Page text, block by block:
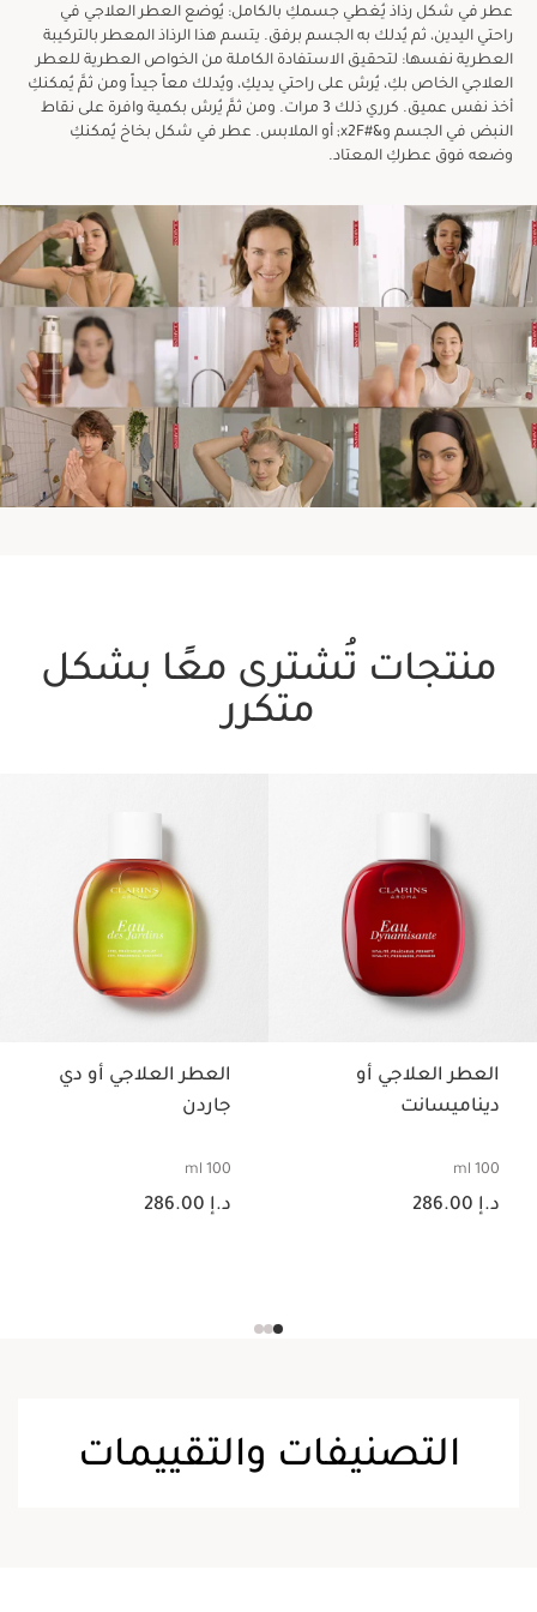
عطر في شكل رذاذ يُغطي جسمكِ بالكامل: يُوضع العطر العلاجي في
راحتي اليدين، ثم يُدلك به الجسم برفق. يتسم هذا الرذاذ المعطر بالتركيبة
العطرية نفسها: لتحقيق الاستفادة الكاملة من الخواص العطرية للعطر
العلاجي الخاص بكِ، يُرش على راحتي يديكِ، ويُدلك معاً جيداً ومن ثمَّ يُمكنكِ
أخذ نفس عميق. كرري ذلك 3 مرات. ومن ثمَّ يُرش بكمية وافرة على نقاط
النبض في الجسم و&#x2F; أو الملابس. عطر في شكل بخاخ يُمكنكِ
وضعه فوق عطركِ المعتاد.
منتجات تُشترى معًا بشكل
متكرر
العطر العلاجي أو
ديناميسانت
100 ml
السعر الحالي هو د.إ 286.00
د.إ 286.00
العطر العلاجي أو دي
جاردن
100 ml
السعر الحالي هو د.إ 286.00
د.إ 286.00
التصنيفات والتقييمات